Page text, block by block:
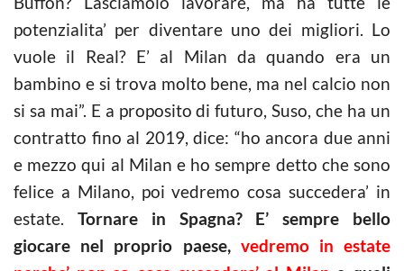
potenzialita’ per diventare uno dei migliori. Lo
vuole il Real? E’ al Milan da quando era un
bambino e si trova molto bene, ma nel calcio non
si sa mai”. E a proposito di futuro, Suso, che ha un
contratto fino al 2019, dice: “ho ancora due anni
e mezzo qui al Milan e ho sempre detto che sono
felice a Milano, poi vedremo cosa succedera’ in
estate. Tornare in Spagna? E’ sempre bello
giocare nel proprio paese, vedremo in estate